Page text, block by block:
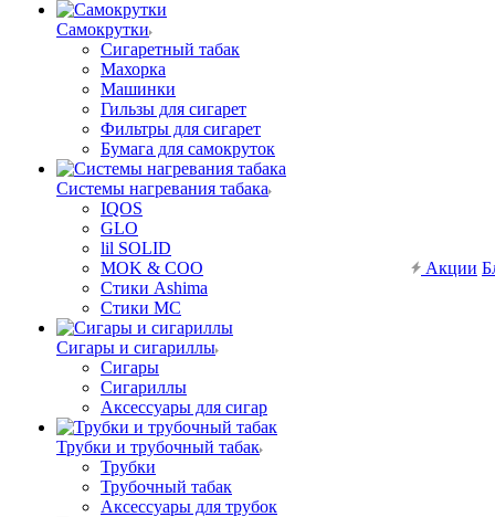
Самокрутки
Сигаретный табак
Махорка
Машинки
Гильзы для сигарет
Фильтры для сигарет
Бумага для самокруток
Системы нагревания табака
IQOS
GLO
lil SOLID
MOK & COO
Стики Ashima
Стики MC
Сигары и сигариллы
Сигары
Сигариллы
Аксессуары для сигар
Трубки и трубочный табак
Трубки
Трубочный табак
Аксессуары для трубок
Акции